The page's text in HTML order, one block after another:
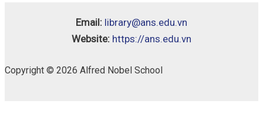
Email: library@ans.edu.vn
Website: https://ans.edu.vn
Copyright © 2026 Alfred Nobel School